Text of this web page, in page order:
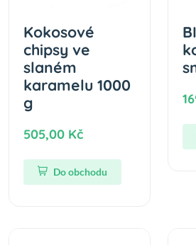
Kokosové
chipsy ve
slaném
karamelu 1000
g
505,00 Kč
Do obchodu